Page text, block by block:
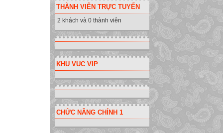
THÀNH VIÊN TRỰC TUYẾN
2 khách và 0 thành viên
KHU VUC VIP
CHỨC NĂNG CHÍNH 1